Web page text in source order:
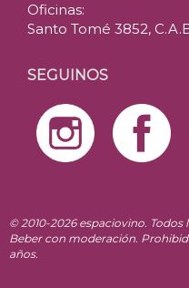
Oficinas:
Santo Tomé 3852,
SEGUINOS
© 2010-2026 espaciovino. Todos
Beber con moderación.
años.